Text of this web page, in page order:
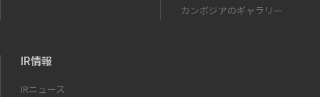
カンボジアのギャラリー
IR情報
IRニュース